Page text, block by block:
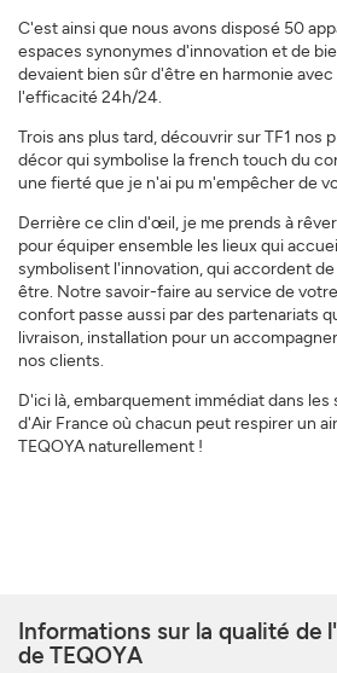
C'est ainsi que nous avons disposé 50
espaces synonymes d'innovation et de
devaient bien sûr d'être en harmonie
l'efficacité 24h/24.
Trois ans plus tard, découvrir sur TF1 nos
décor qui symbolise la french touch du
une fierté que je n'ai pu m'empêcher de
Derrière ce clin d'œil, je me prends à
pour équiper ensemble les lieux qui
symbolisent l'innovation, qui accordent
être. Notre savoir-faire au service de
confort passe aussi par des partenariats
livraison, installation pour un
nos clients.
D'ici là, embarquement immédiat dans les
d'Air France où chacun peut respirer un
TEQOYA naturellement !
Informations sur la qualité de
de TEQOYA